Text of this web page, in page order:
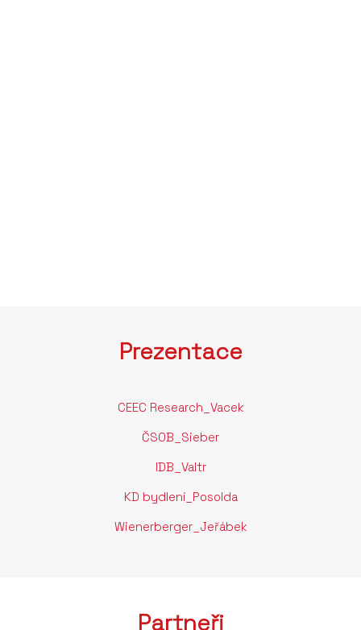
Prezentace
CEEC Research_Vacek
ČSOB_Sieber
IDB_Valtr
KD bydlení_Posolda
Wienerberger_Jeřábek
Partneři